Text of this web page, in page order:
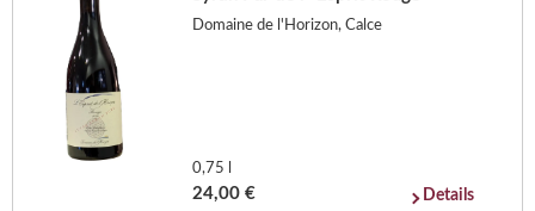
Domaine de l'Horizon, Calce
0,75 l
24,00 € Details